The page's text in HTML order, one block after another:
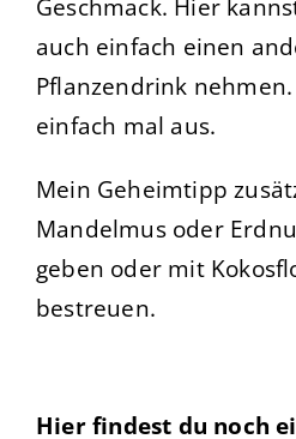
Geschmack. Hier
auch einfach einen
Pflanzendrink
einfach mal aus.
Mein Geheimtipp
Mandelmus oder
geben oder mit
bestreuen.
Hier findest du noch